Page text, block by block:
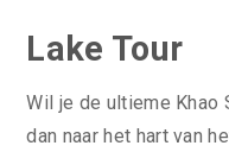
Lake Tour
Wil je de ultieme Khao
dan naar het hart van